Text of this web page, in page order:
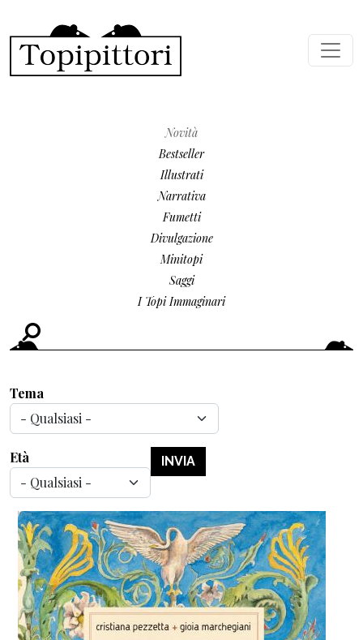
Novità
Bestseller
Illustrati
Narrativa
Fumetti
Divulgazione
Minitopi
Saggi
I Topi Immaginari
Tema
Età INVIA